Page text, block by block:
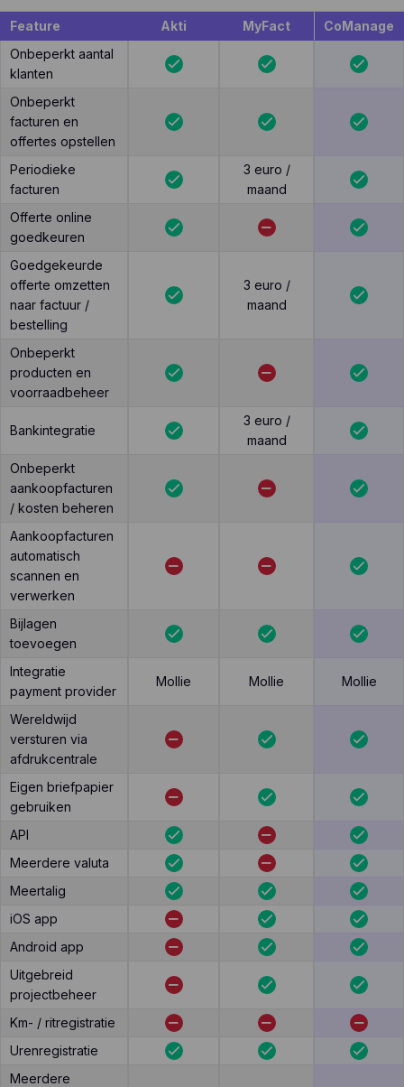
Feature Akti MyFact
CoManage
Onbeperkt aantal
klanten
Onbeperkt
facturen en
offertes opstellen
Periodieke
facturen
3 euro /
maand
Offerte online
goedkeuren
Goedgekeurde
offerte omzetten
naar factuur /
bestelling
3 euro /
maand
Onbeperkt
producten en
voorraadbeheer
Bankintegratie
3 euro /
maand
Onbeperkt
aankoopfacturen
/ kosten beheren
Aankoopfacturen
automatisch
scannen en
verwerken
Bijlagen
toevoegen
Integratie
payment provider
Mollie Mollie Mollie
Wereldwijd
versturen via
afdrukcentrale
Eigen briefpapier
gebruiken
API
Meerdere valuta
Meertalig
iOS app
Android app
Uitgebreid
projectbeheer
Km- / ritregistratie
Urenregistratie
Meerdere